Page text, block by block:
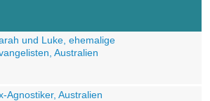
und Luke, ehemalige
Australien
Agnostiker, Australien